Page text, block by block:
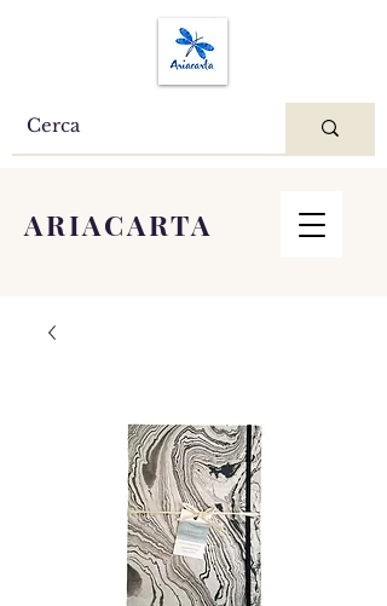
ARIACARTA